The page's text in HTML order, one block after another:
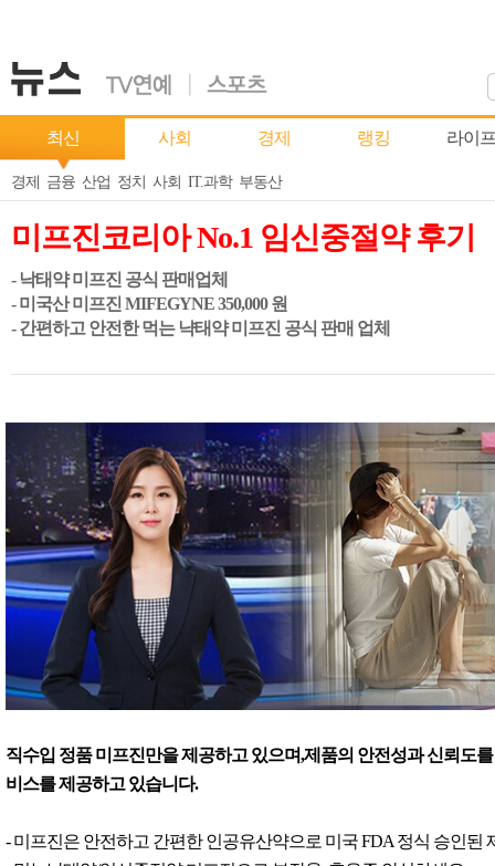
최신 사회 경제 랭킹 라이프
경제 금융 산업 정치 사회 IT.과학 부동산
미프진코리아 No.1 임신중절약 후기
- 낙태약 미프진 공식 판매업체
- 미국산 미프진 MIFEGYNE 350,000 원
- 간편하고 안전한 먹는 냑태약 미프진 공식 판매 업체
직수입 정품 미프진만을 제공하고 있으며,제품의 안전성과 신뢰도
비스를 제공하고 있습니다.
- 미프진은 안전하고 간편한 인공유산약으로 미국 FDA 정식 승인된